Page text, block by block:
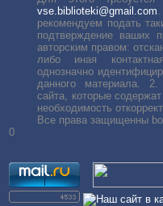
vse.biblioteki@gmail.com
рекомендуем подать
подтверждение ваших
авторским правом:
либо иная
однозначно
данного материала.
сайта, которые
необходимость
Все права защищенны
0